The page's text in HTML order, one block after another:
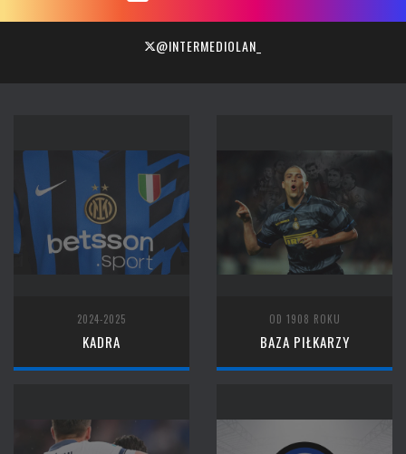
@INTERMEDIOLAN_
2024-2025
KADRA
OD 1908 ROKU
BAZA PIŁKARZY